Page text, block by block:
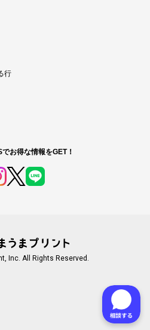
行
お得な情報をGET！
Inc. All Rights Reserved.